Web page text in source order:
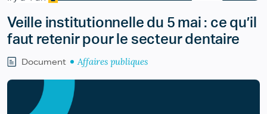
Veille institutionnelle du 5 mai : ce qu’il
faut retenir pour le secteur dentaire
Document Affaires publiques